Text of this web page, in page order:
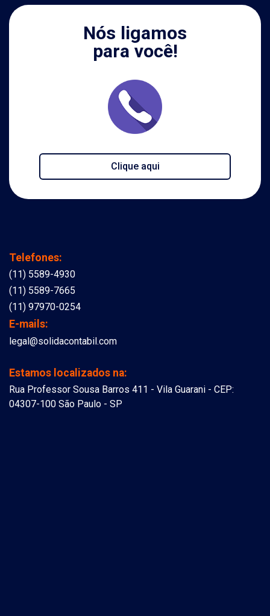
Nós ligamos
para você!
Clique aqui
Telefones:
(11) 5589-4930
(11) 5589-7665
(11) 97970-0254
E-mails:
legal@solidacontabil.com
Estamos localizados na:
Rua Professor Sousa Barros 411 - Vila Guarani - CEP:
04307-100 São Paulo - SP